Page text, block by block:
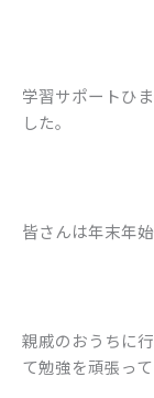
学習サポートひ
した。
皆さんは年末年
親戚のおうちに
て勉強を頑張っ